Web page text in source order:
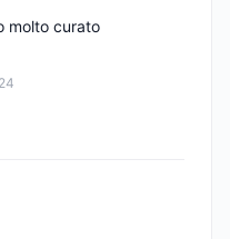
molto curato